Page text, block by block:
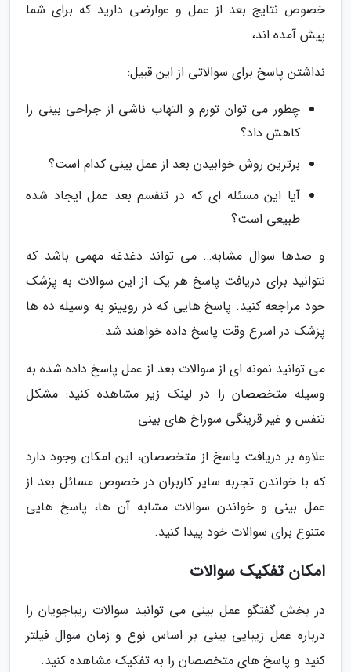
خصوص نتایج بعد از عمل و عوارضی دارید که برای شما
پیش آمده اند،
نداشتن پاسخ برای سوالاتی از این قبیل:
چطور می توان تورم و التهاب ناشی از جراحی بینی را
کاهش داد؟
برترین روش خوابیدن بعد از عمل بینی کدام است؟
آیا این مسئله ای که در تنفسم بعد عمل ایجاد شده
طبیعی است؟
و صدها سوال مشابه… می تواند دغدغه مهمی باشد که
نتوانید برای دریافت پاسخ هر یک از این سوالات به پزشک
خود مراجعه کنید. پاسخ هایی که در رویینو به وسیله ده ها
پزشک در اسرع وقت پاسخ داده خواهند شد.
می توانید نمونه ای از سوالات بعد از عمل پاسخ داده شده به
وسیله متخصصان را در لینک زیر مشاهده کنید: مشکل
تنفس و غیر قرینگی سوراخ های بینی
علاوه بر دریافت پاسخ از متخصصان، این امکان وجود دارد
که با خواندن تجربه سایر کاربران در خصوص مسائل بعد از
عمل بینی و خواندن سوالات مشابه آن ها، پاسخ هایی
متنوع برای سوالات خود پیدا کنید.
امکان تفکیک سوالات
در بخش گفتگو عمل بینی می توانید سوالات زیباجویان را
درباره عمل زیبایی بینی بر اساس نوع و زمان سوال فیلتر
کنید و پاسخ های متخصصان را به تفکیک مشاهده کنید.